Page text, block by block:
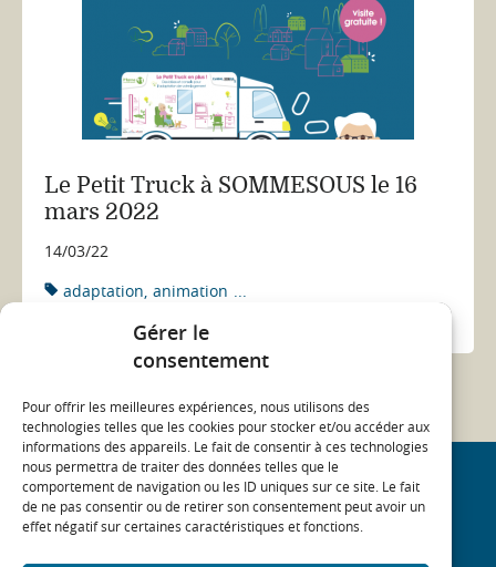
Gérer le
consentement
Pour offrir les meilleures expériences, nous utilisons des
technologies telles que les cookies pour stocker et/ou accéder aux
informations des appareils. Le fait de consentir à ces technologies
nous permettra de traiter des données telles que le
comportement de navigation ou les ID uniques sur ce site. Le fait
de ne pas consentir ou de retirer son consentement peut avoir un
effet négatif sur certaines caractéristiques et fonctions.
Le Petit Truck à SOMMESOUS le 16
mars 2022
14/03/22
adaptation animation ...
REJOIGNEZ NOTRE COMMUNAUTÉ
On
On
On
On